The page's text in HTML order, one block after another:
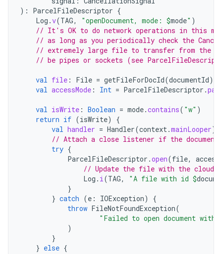
):
ParcelFileDescriptor {
Log .v(TAG, "openDocument, mode: $mode" )
// It's OK to do network operations in this
// as long as you periodically check the
// extremely large file to transfer from the
// be pipes or sockets (see
val file : File = getFileForDocId(documentId)
val accessMode : Int = ParcelFileDescriptor .
val isWrite : Boolean = mode.contains( "w" )
return if (isWrite)
{
val handler = Handler(context.mainLooper)
// Attach a close listener if the document
try {
ParcelFileDescriptor .open(file,
// Update the file with the cloud
Log . i(TAG, "A file with id $
}
} catch (e : IOException)
{
throw FileNotFoundException(
"Failed to open document
)
}
} else {